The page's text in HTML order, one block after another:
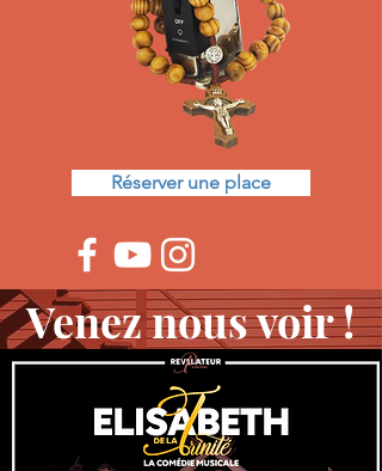
Réserver une place
Venez nous voir !